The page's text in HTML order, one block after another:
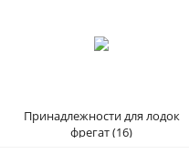
Принадлежности для лодок
фрегат (16)